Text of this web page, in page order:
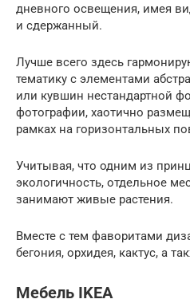
дневного освещения, имея
и сдержанный.
Лучше всего здесь
тематику с элементами
или кувшин нестандартной
фотографии, хаотично
рамках на горизонтальных
Учитывая, что одним из
экологичность, отдельное
занимают живые растения.
Вместе с тем фаворитами
бегония, орхидея, кактус, а
Мебель IKEA